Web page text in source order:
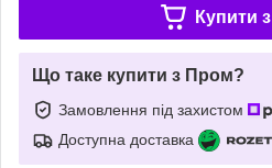
Купити з
Що таке купити з Пром?
Замовлення під захистом
Доступна доставка